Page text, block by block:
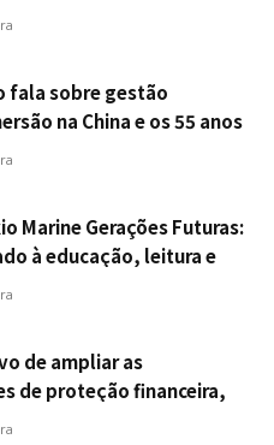
fala sobre gestão
na China e os 55 anos
Marine Gerações Futuras:
à educação, leitura e
de ampliar as
de proteção financeira,
eleva capital segurado